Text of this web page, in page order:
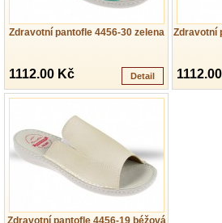
Zdravotní pantofle 4456-30 zelena
1112.00 Kč Detail
Zdravotní
Zdravotní pantofle 4456-19 béžová